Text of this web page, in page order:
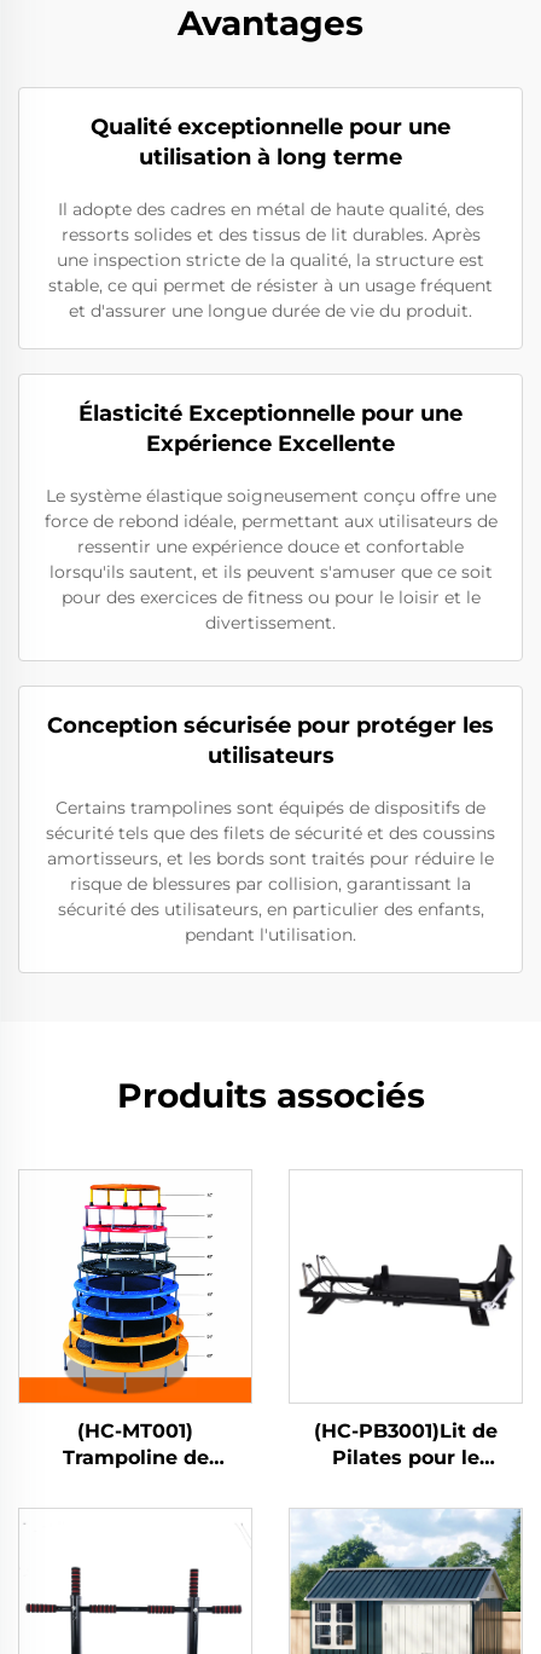
Avantages
Qualité exceptionnelle pour une
utilisation à long terme
Il adopte des cadres en métal de haute qualité, des
ressorts solides et des tissus de lit durables. Après
une inspection stricte de la qualité, la structure est
stable, ce qui permet de résister à un usage fréquent
et d'assurer une longue durée de vie du produit.
Élasticité Exceptionnelle pour une
Expérience Excellente
Le système élastique soigneusement conçu offre une
force de rebond idéale, permettant aux utilisateurs de
ressentir une expérience douce et confortable
lorsqu'ils sautent, et ils peuvent s'amuser que ce soit
pour des exercices de fitness ou pour le loisir et le
divertissement.
Conception sécurisée pour protéger les
utilisateurs
Certains trampolines sont équipés de dispositifs de
sécurité tels que des filets de sécurité et des coussins
amortisseurs, et les bords sont traités pour réduire le
risque de blessures par collision, garantissant la
sécurité des utilisateurs, en particulier des enfants,
pendant l'utilisation.
Produits associés
(HC-MT001)
Trampoline de
(HC-PB3001)Lit de
Pilates pour le
musculaire à domicile